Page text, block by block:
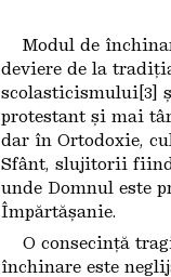
Modul de
deviere de la
scolasticismului[3]
protestant și mai
dar în Ortodoxie,
Sfânt, slujitorii
unde Domnul este
Împărtășanie.
O consecință
închinare este